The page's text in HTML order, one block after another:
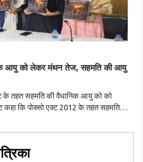
आयु को लेकर मंथन तेज, सहमति की आयु
कहा कि पोक्सो एक्ट 2012 के तहत सहमति